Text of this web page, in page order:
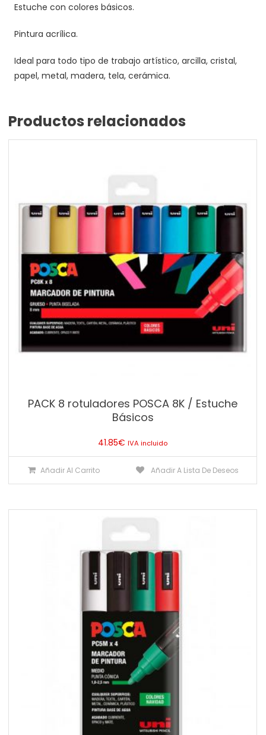
Estuche con colores básicos.
Pintura acrílica.
Ideal para todo tipo de trabajo artístico, arcilla, cristal,
papel, metal, madera, tela, cerámica.
Productos relacionados
PACK 8 rotuladores POSCA 8K / Estuche
Básicos
41.85€ IVA incluido
Añadir Al Carrito Añadir A Lista De Deseos